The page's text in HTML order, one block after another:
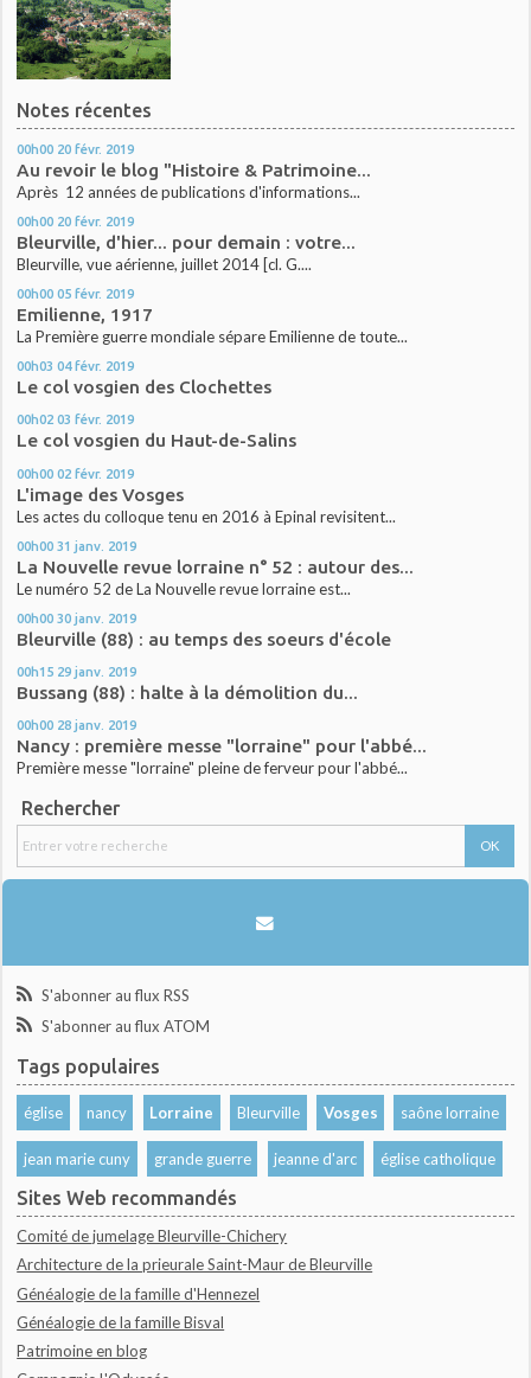
Notes récentes
00h00 20 févr. 2019
Au revoir le blog "Histoire & Patrimoine...
Après 12 années de publications d'informations...
00h00 20 févr. 2019
Bleurville, d'hier... pour demain : votre...
Bleurville, vue aérienne, juillet 2014 [cl. G....
00h00 05 févr. 2019
Emilienne, 1917
La Première guerre mondiale sépare Emilienne de toute...
00h03 04 févr. 2019
Le col vosgien des Clochettes
00h02 03 févr. 2019
Le col vosgien du Haut-de-Salins
00h00 02 févr. 2019
L'image des Vosges
Les actes du colloque tenu en 2016 à Epinal revisitent...
00h00 31 janv. 2019
La Nouvelle revue lorraine n° 52 : autour des...
Le numéro 52 de La Nouvelle revue lorraine est...
00h00 30 janv. 2019
Bleurville (88) : au temps des soeurs d'école
00h15 29 janv. 2019
Bussang (88) : halte à la démolition du...
00h00 28 janv. 2019
Nancy : première messe "lorraine" pour l'abbé...
Première messe "lorraine" pleine de ferveur pour l'abbé...
Rechercher
S'abonner au flux RSS
S'abonner au flux ATOM
Tags populaires
église nancy Lorraine Bleurville Vosges saône lorraine
jean marie cuny grande guerre jeanne d'arc église catholique
Sites Web recommandés
Comité de jumelage Bleurville-Chichery
Architecture de la prieurale Saint-Maur de Bleurville
Généalogie de la famille d'Hennezel
Généalogie de la famille Bisval
Patrimoine en blog